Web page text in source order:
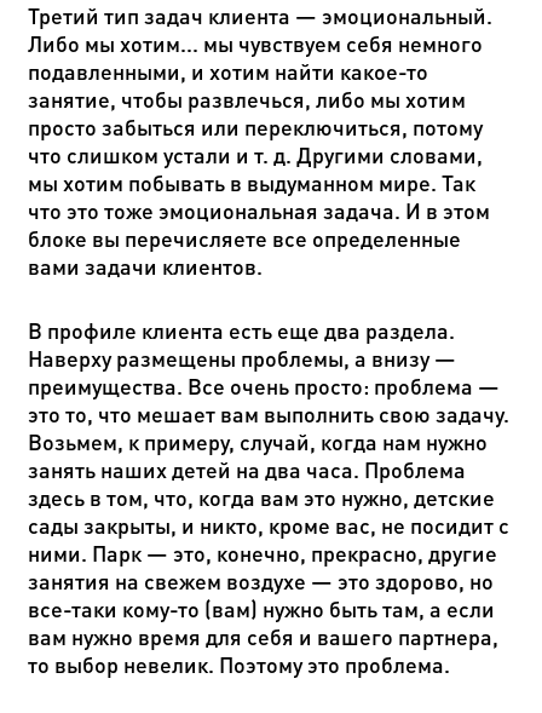
Третий тип задач клиента — эмоциональный.
Либо мы хотим... мы чувствуем себя немного
подавленными, и хотим найти какое-то
занятие, чтобы развлечься, либо мы хотим
просто забыться или переключиться, потому
что слишком устали и т. д. Другими словами,
мы хотим побывать в выдуманном мире. Так
что это тоже эмоциональная задача. И в этом
блоке вы перечисляете все определенные
вами задачи клиентов.
В профиле клиента есть еще два раздела.
Наверху размещены проблемы, а внизу —
преимущества. Все очень просто: проблема —
это то, что мешает вам выполнить свою задачу.
Возьмем, к примеру, случай, когда нам нужно
занять наших детей на два часа. Проблема
здесь в том, что, когда вам это нужно, детские
сады закрыты, и никто, кроме вас, не посидит с
ними. Парк — это, конечно, прекрасно, другие
занятия на свежем воздухе — это здорово, но
все-таки кому-то (вам) нужно быть там, а если
вам нужно время для себя и вашего партнера,
то выбор невелик. Поэтому это проблема.